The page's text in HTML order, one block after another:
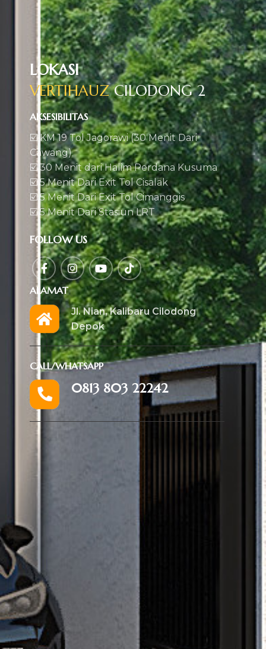
LOKASI
VERTIHAUZCILODONG 2
AKSESIBILITAS
☑️ KM 19 Tol Jagorawi (30 Menit Dari
Cawang)
☑️ 30 Menit dari Halim Perdana Kusuma
☑️ 5 Menit Dari Exit Tol Cisalak
☑️ 5 Menit Dari Exit Tol Cimanggis
☑️ 5 Menit Dari Stasiun LRT
FOLLOW US
ALAMAT
Jl. Nian, Kalibaru Cilodong
Depok
CALL/WHATSAPP
0813 803 22242